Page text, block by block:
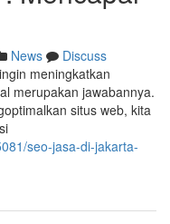
News
Discuss
meningkatkan
merupakan jawabannya.
situs web, kita
seo-jasa-di-jakarta-